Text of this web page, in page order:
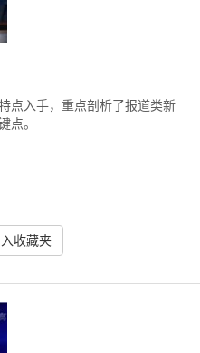
点入手，重点剖析了报道类新
点。
收藏夹